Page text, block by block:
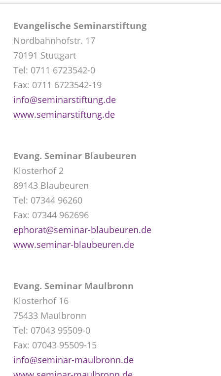
Evangelische Seminarstiftung
Nordbahnhofstr. 17
70191 Stuttgart
Tel: 0711 6723542-0
Fax: 0711 6723542-19
info@seminarstiftung.de
www.seminarstiftung.de
Evang. Seminar Blaubeuren
Klosterhof 2
89143 Blaubeuren
Tel: 07344 96260
Fax: 07344 962696
ephorat@seminar-blaubeuren.de
www.seminar-blaubeuren.de
Evang. Seminar Maulbronn
Klosterhof 16
75433 Maulbronn
Tel: 07043 95509-0
Fax: 07043 95509-15
info@seminar-maulbronn.de